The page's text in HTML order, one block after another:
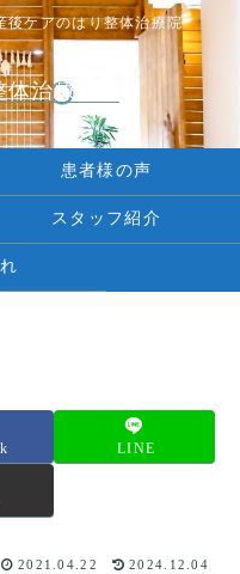
ケアのはり整体治療院
治療院
患者様の声
スタッフ紹介
LINE
2021.04.22 2024.12.04